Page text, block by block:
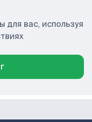
вас, используя